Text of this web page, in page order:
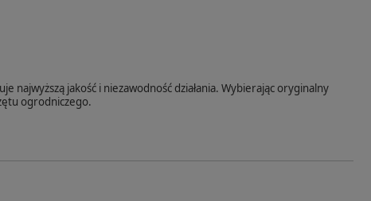
jakość i niezawodność działania. Wybierając oryginalny
ogrodniczego.